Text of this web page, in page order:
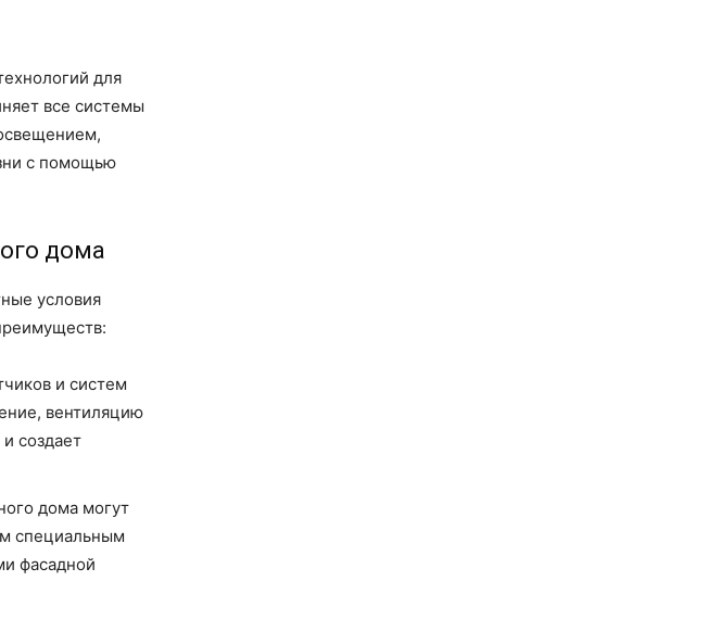
для
все системы
с помощью
дома
условия
и систем
вентиляцию
создает
дома могут
специальным
фасадной